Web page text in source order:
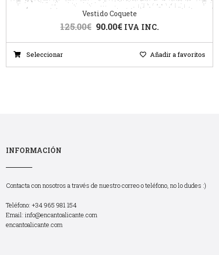
Vestido Coquete
125.00€ 90.00€ IVA INC.
Seleccionar Añadir a favoritos
INFORMACIÓN
Contacta con nosotros a través de nuestro correo o teléfono, no lo dudes :)
Teléfono: +34 965 981 154
Email: info@encantoalicante.com
encantoalicante.com